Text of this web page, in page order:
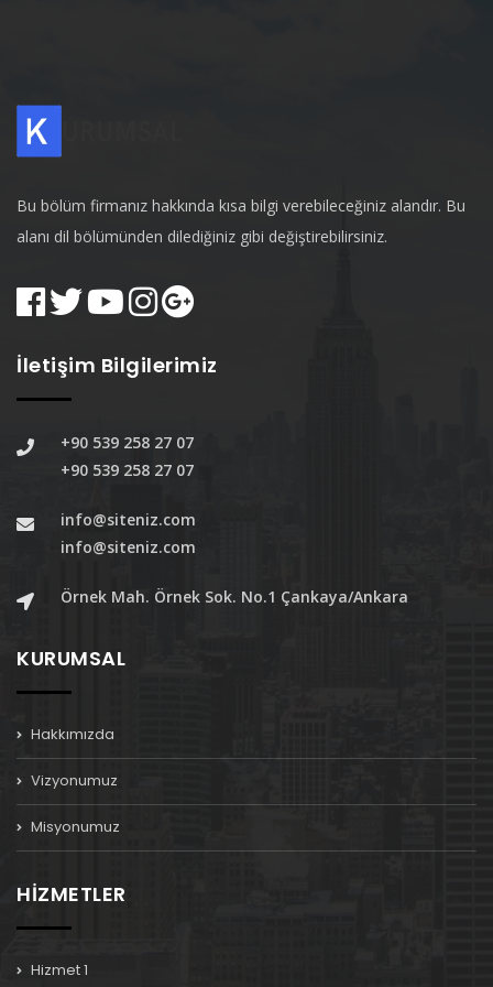
Bu bölüm firmanız hakkında kısa bilgi verebileceğiniz alandır. Bu
alanı dil bölümünden dilediğiniz gibi değiştirebilirsiniz.
İletişim Bilgilerimiz
+90 539 258 27 07
+90 539 258 27 07
info@siteniz.com
info@siteniz.com
Örnek Mah. Örnek Sok. No.1 Çankaya/Ankara
KURUMSAL
Hakkımızda
Vizyonumuz
Misyonumuz
HİZMETLER
Hizmet 1